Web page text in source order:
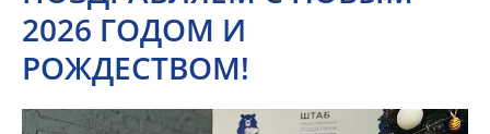
2026 ГОДОМ И
РОЖДЕСТВОМ!